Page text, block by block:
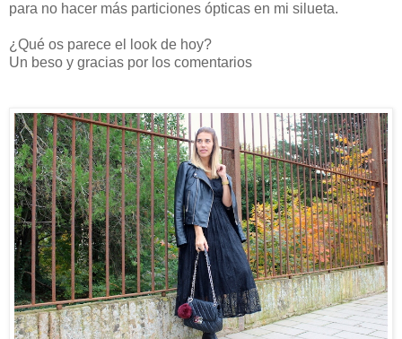
para no hacer más particiones ópticas en mi silueta.
¿Qué os parece el look de hoy?
Un beso y gracias por los comentarios